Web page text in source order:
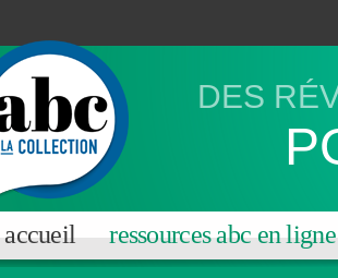
DES
accueil ressources abc en ligne